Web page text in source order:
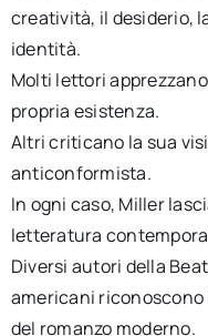
creatività, il desiderio,
identità.
Molti lettori
propria esistenza.
Altri criticano la sua
anticonformista.
In ogni caso, Miller
letteratura
Diversi autori della
americani riconoscono
del romanzo moderno.